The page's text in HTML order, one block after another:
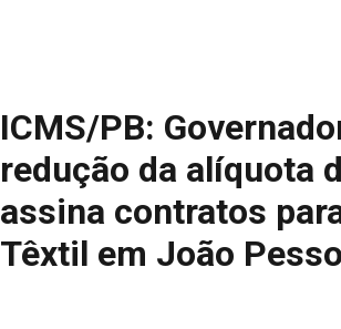
ICMS/PB:
redução da alíquota
assina contratos
Têxtil em João